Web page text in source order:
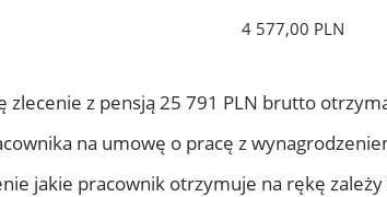
4 577,00 PLN
zlecenie z pensją 25 791 PLN brutto
na umowę o pracę z
jakie pracownik otrzymuje na rękę